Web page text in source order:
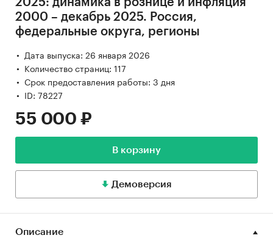
2025: динамика в рознице и инфляция
2000 – декабрь 2025. Россия,
федеральные округа, регионы
Дата выпуска: 26 января 2026
Количество страниц: 117
Срок предоставления работы: 3 дня
ID: 78227
55 000 ₽
В корзину
Демоверсия
Описание